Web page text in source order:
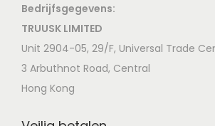
Bedrijfsgegevens:
TRUUSK LIMITED
Unit 2904-05, 29/F, Universal Trade
3 Arbuthnot Road, Central
Hong Kong